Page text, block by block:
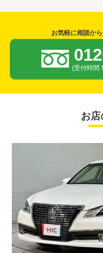
お気軽に相談か
(受付時間
お店